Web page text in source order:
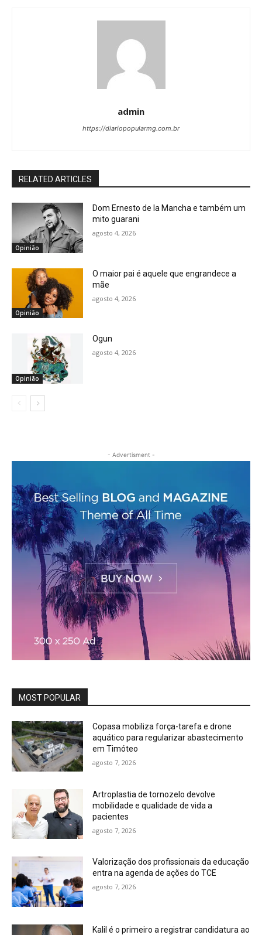
admin
https://diariopopularmg.com.br
RELATED ARTICLES
Opinião
Dom Ernesto de la Mancha e também um
mito guarani
agosto 4, 2026
Opinião
O maior pai é aquele que engrandece a
mãe
agosto 4, 2026
Opinião
Ogun
agosto 4, 2026
- Advertisment -
MOST POPULAR
Copasa mobiliza força-tarefa e drone
aquático para regularizar abastecimento
em Timóteo
agosto 7, 2026
Artroplastia de tornozelo devolve
mobilidade e qualidade de vida a
pacientes
agosto 7, 2026
Valorização dos profissionais da educação
entra na agenda de ações do TCE
agosto 7, 2026
Kalil é o primeiro a registrar candidatura ao